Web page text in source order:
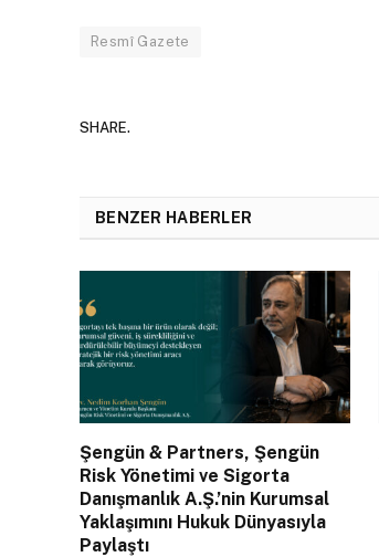
Resmî Gazete
SHARE.
BENZER HABERLER
Şengün & Partners, Şengün
Risk Yönetimi ve Sigorta
Danışmanlık A.Ş.’nin Kurumsal
Yaklaşımını Hukuk Dünyasıyla
Paylaştı